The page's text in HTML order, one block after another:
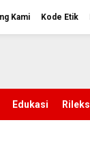
Kami Kode Etik
Edukasi Rileks